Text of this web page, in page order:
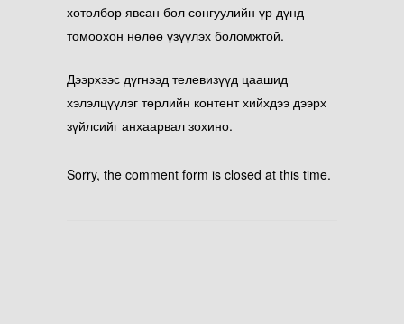
хөтөлбөр явсан бол сонгуулийн үр дүнд
томоохон нөлөө үзүүлэх боломжтой.
Дээрхээс дүгнээд телевизүүд цаашид
хэлэлцүүлэг төрлийн контент хийхдээ дээрх
зүйлсийг анхаарвал зохино.
Sorry, the comment form is closed at this time.